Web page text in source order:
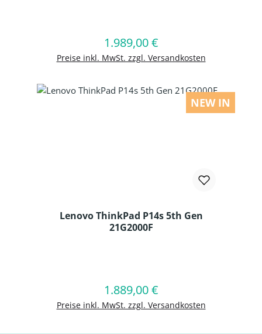
Regulärer Preis:
1.989,00 €
Preise inkl. MwSt. zzgl. Versandkosten
In den Warenkorb
NEW IN
Lenovo ThinkPad P14s 5th Gen
21G2000F
Regulärer Preis:
1.889,00 €
Preise inkl. MwSt. zzgl. Versandkosten
In den Warenkorb